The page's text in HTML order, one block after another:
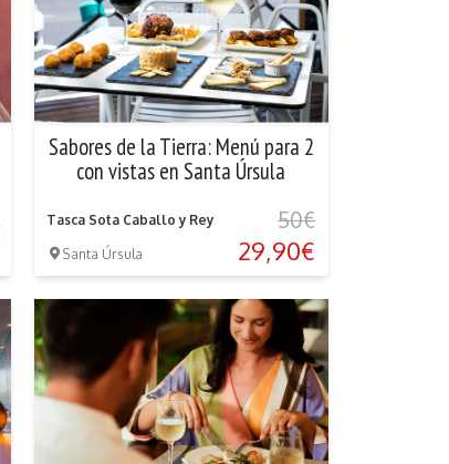
Sabores de la Tierra: Menú para 2
con vistas en Santa Úrsula
Tasca Sota Caballo y Rey
Santa Úrsula
50€
29,90€